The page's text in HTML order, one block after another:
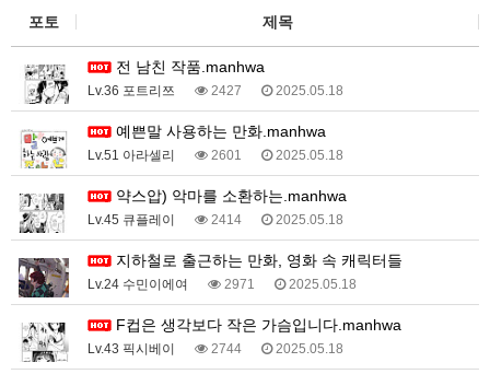
포토 제목
전 남친 작품.manhwa
Lv.36 포트리쯔 2427 2025.05.18
예쁜말 사용하는 만화.manhwa
Lv.51 아라셀리 2601 2025.05.18
약스압) 악마를 소환하는.manhwa
Lv.45 큐플레이 2414 2025.05.18
지하철로 출근하는 만화, 영화 속 캐릭터들
Lv.24 수민이에여 2971 2025.05.18
F컵은 생각보다 작은 가슴입니다.manhwa
Lv.43 픽시베이 2744 2025.05.18